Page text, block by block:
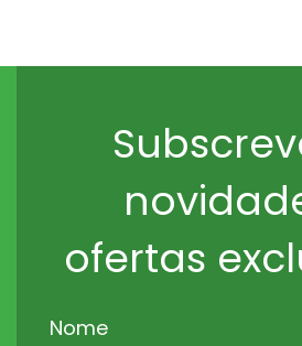
ofertas